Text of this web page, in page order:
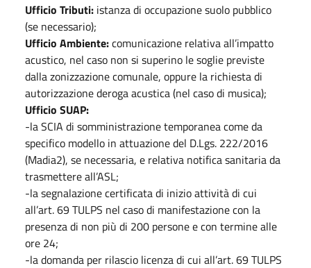
Ufficio Tributi: istanza di occupazione suolo pubblico
(se necessario);
Ufficio Ambiente:comunicazione relativa all’impatto
acustico, nel caso non si superino le soglie previste
dalla zonizzazione comunale, oppure la richiesta di
autorizzazione deroga acustica (nel caso di musica);
Ufficio SUAP:
-la SCIA di somministrazione temporanea come da
specifico modello in attuazione del D.Lgs. 222/2016
(Madia2), se necessaria, e relativa notifica sanitaria da
trasmettere all’ASL;
-la segnalazione certificata di inizio attività di cui
all’art. 69 TULPS nel caso di manifestazione con la
presenza di non più di 200 persone e con termine alle
ore 24;
-la domanda per rilascio licenza di cui all’art. 69 TULPS